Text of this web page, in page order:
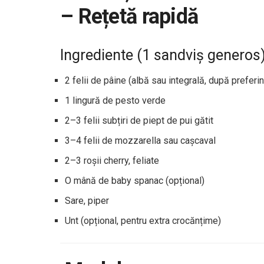
– Rețetă rapidă
Ingrediente (1 sandviș
2 felii de pâine (albă sau integrală, după
1 lingură de pesto verde
2–3 felii subțiri de piept de pui gătit
3–4 felii de mozzarella sau cașcaval
2–3 roșii cherry, feliate
O mână de baby spanac (opțional)
Sare, piper
Unt (opțional, pentru extra crocănțime)